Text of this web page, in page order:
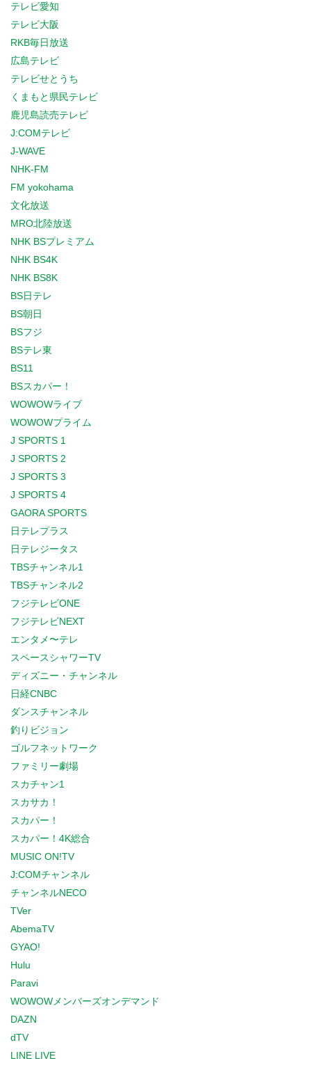
テレビ愛知
テレビ大阪
RKB毎日放送
広島テレビ
テレビせとうち
くまもと県民テレビ
鹿児島読売テレビ
J:COMテレビ
J-WAVE
NHK-FM
FM yokohama
文化放送
MRO北陸放送
NHK BSプレミアム
NHK BS4K
NHK BS8K
BS日テレ
BS朝日
BSフジ
BSテレ東
BS11
BSスカパー！
WOWOWライブ
WOWOWプライム
J SPORTS 1
J SPORTS 2
J SPORTS 3
J SPORTS 4
GAORA SPORTS
日テレプラス
日テレジータス
TBSチャンネル1
TBSチャンネル2
フジテレビONE
フジテレビNEXT
エンタメ〜テレ
スペースシャワーTV
ディズニー・チャンネル
日経CNBC
ダンスチャンネル
釣りビジョン
ゴルフネットワーク
ファミリー劇場
スカチャン1
スカサカ！
スカパー！
スカパー！4K総合
MUSIC ON!TV
J:COMチャンネル
チャンネルNECO
TVer
AbemaTV
GYAO!
Hulu
Paravi
WOWOWメンバーズオンデマンド
DAZN
dTV
LINE LIVE